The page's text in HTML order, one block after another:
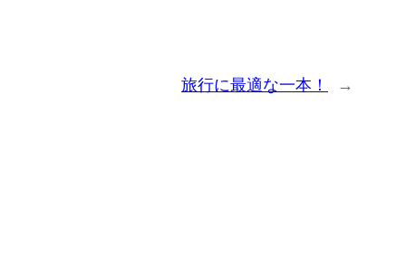
旅行に最適な一本！ →